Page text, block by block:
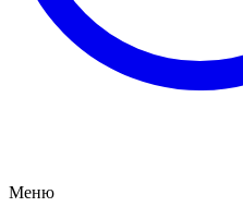
Меню